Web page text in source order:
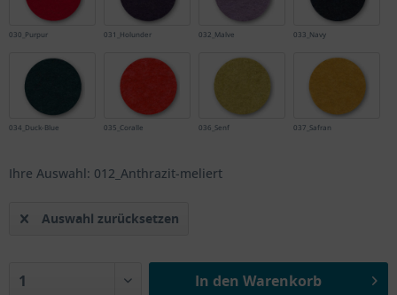
030_Purpur 031_Holunder 032_Malve 033_Navy
034_Duck-Blue 035_Coralle 036_Senf 037_Safran
Ihre Auswahl: 012_Anthrazit-meliert
Auswahl zurücksetzen
In den Warenkorb